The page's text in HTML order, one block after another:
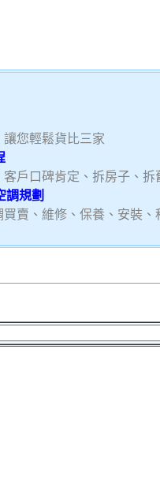
您輕鬆貨比三家
戶口碑肯定、拆房子、拆
調規劃
賣、維修、保養、安裝